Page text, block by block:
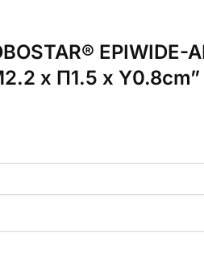
EPIWIDE-
x Π1.5 x Υ0.8cm”